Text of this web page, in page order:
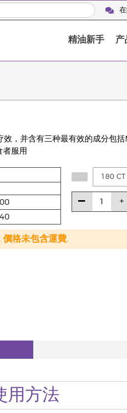
精油新手 产
，并含有三种最有效的成分包
服用
180 CT
格未包含運費.
用方法